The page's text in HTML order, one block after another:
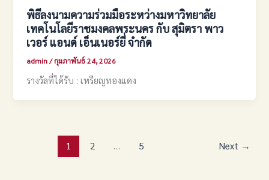
พิธีลงนามความร่วมมือระหว่างมหาวิทยาลัย
เทคโนโลยีราชมงคลพระนคร กับ สุมิตรา พาว
เวอร์ แอนด์ เอ็นเนอร์ยี่ จํากัด
admin/กุมภาพันธ์ 24, 2026
รางวัลที่ได้รับ : เหรียญทองแดง
1 2 … 5 Next →